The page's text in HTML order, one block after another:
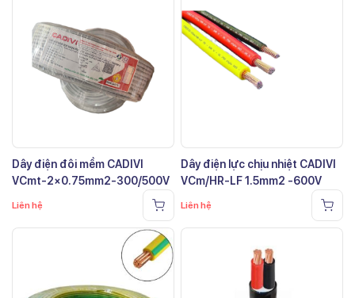
Dây điện đôi mềm CADIVI
VCmt-2×0.75mm2-300/500V
Liên hệ
Dây điện lực chịu nhiệt CADIVI
VCm/HR-LF 1.5mm2 -600V
Liên hệ